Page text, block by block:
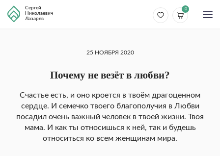
Сергей
Николаевич
Лазарев
0
25 НОЯБРЯ 2020
Почему не везёт в любви?
Счастье есть, и оно кроется в твоём драгоценном
сердце. И семечко твоего благополучия в Любви
посадил очень важный человек в твоей жизни. Твоя
мама. И как ты относишься к ней, так и будешь
относиться ко всем женщинам мира.